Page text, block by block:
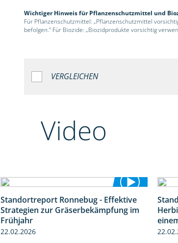
Wichtiger Hinweis für Pflanzenschutzmittel und
Für Pflanzenschutzmittel: „Pflanzenschutzmittel
befolgen.“ Für Biozide: „Biozidprodukte vorsichtig
VERGLEICHEN
Video
4:32
Standortreport Ronnebug - Effektive
Strategien zur Gräserbekämpfung im
Frühjahr
22.02.2026